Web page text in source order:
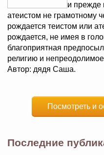
и прежде
атеистом не грамотному
рождается теистом или
рождается, не имея в
благоприятная
религию и
Автор: дядя Саша.
Посмотреть и
Последние